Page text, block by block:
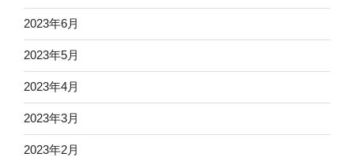
2023年6月
2023年5月
2023年4月
2023年3月
2023年2月